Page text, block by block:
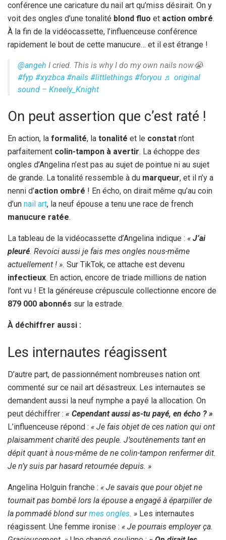
conférence une caricature du nail art qu’miss désirait. On y
voit des ongles d’une tonalité blond fluo et action ombré.
À la fin de la vidéocassette, l’influenceuse conférence
rapidement le bout de cette manucure… et il est étrange !
@angeh I cried. This is why I do my own nails now😭
#fyp #xyzbca #nails #littlethings #foryou ♬ original
sound – Kneely_Knight
On peut assertion que c’est raté !
En action, la formalité, la tonalité et le constat n’ont
parfaitement colin-tampon à avertir. La échoppe des
ongles d’Angelina n’est pas au sujet de pointue ni au sujet
de grande. La tonalité ressemble à du marqueur, et il n’y a
nenni d’action ombré ! En écho, on dirait même qu’au coin
d’un nail art, la neuf épouse a tenu une race de french
manucure ratée.
La tableau de la vidéocassette d’Angelina indique : « J’ai
pleuré. Revoici aussi je fais mes ongles nous-même
actuellement ! ». Sur TikTok, ce attache est devenu
infectieux. En action, encore de triade millions de nation
l’ont vu ! Et la généreuse crépuscule collectionne encore de
879 000 abonnés sur la estrade.
À déchiffrer aussi :
Les internautes réagissent
D’autre part, de passionnément nombreuses nation ont
commenté sur ce nail art désastreux. Les internautes se
demandent aussi la neuf nymphe a payé la allocation. On
peut déchiffrer : « Cependant aussi as-tu payé, en écho ? »
L’influenceuse répond : « Je fais objet de ces nation qui ont
plaisamment charité des peuple. J’soutènements tant en
dépit quant à nous-même de ne colin-tampon renfermer dit.
Je n’y suis par hasard retournée depuis. »
Angelina Holguin franche : « Je savais que pour objet ne
tournait pas bombé lors la épouse a engagé à éparpiller de
la pommadé blond surmes ongles. » Les internautes
réagissent. Une femme ironise : « Je pourrais employer ça.